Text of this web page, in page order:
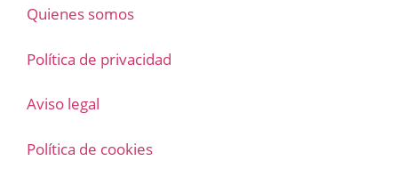
Quienes somos
Política de privacidad
Aviso legal
Política de cookies